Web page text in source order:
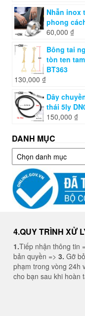
Nhẫn inox
phong
60,000 ₫
Bông tai
tòn ten
BT363
130,000 ₫
Dây
thái 5ly
150,000 ₫
DANH MỤC
Danh
mục
4.QUY TRÌNH XỬ
1.Tiếp nhận thông tin
bản quyền => 3. Gỡ
phạm trong vòng 24h
cho bạn sau khi hoàn